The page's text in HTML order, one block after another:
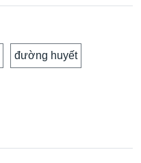
đường huyết